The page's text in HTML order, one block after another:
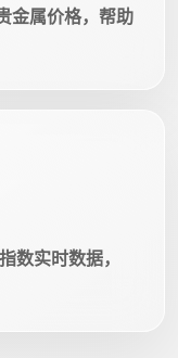
金属价格，帮助
数实时数据，